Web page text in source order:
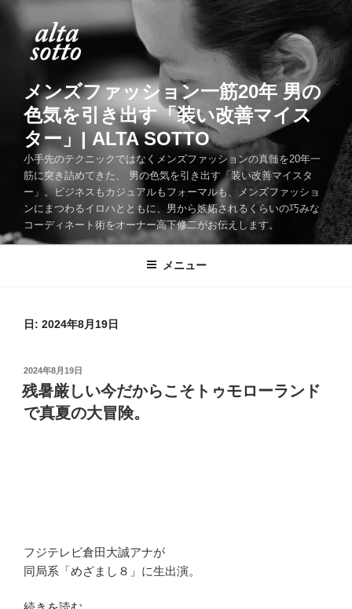
メンズファッション一筋20年 男の
色気を引き出す「装い改善マイス
ター」| ALTA SOTTO
小手先のテクニックではなくメンズファッションの真髄を20年一
筋に突き詰めてきた、 男の色気を引き出す「装い改善マイスタ
ー」。ビジネスもカジュアルもフォーマルも、メンズファッショ
ンにまつわるイロハとともに、男から嫉妬されるくらいの巧みな
コーディネート術をオーナー高下修二がお伝えします。
メニュー
日: 2024年8月19日
投
稿
日:
2024年8月19日
残暑厳しい今だからこそトゥモローランド
で真夏の大冒険。
フジテレビ倉田大誠アナが
同局系「めざまし８」に生出演。